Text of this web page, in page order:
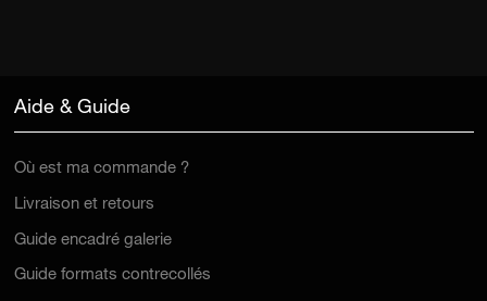
Aide & Guide
Où est ma commande ?
Livraison et retours
Guide encadré galerie
Guide formats contrecollés